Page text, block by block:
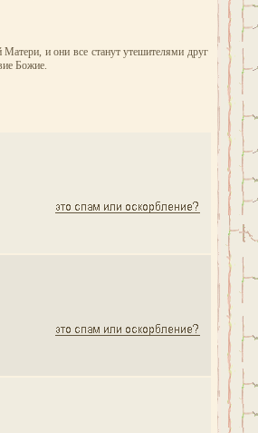
и они все станут утешителями друг
Божие.